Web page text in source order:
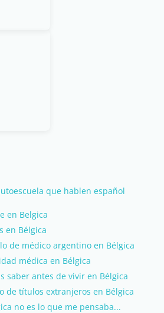
que hablen español
en Belgica
en Bélgica
de médico argentino en Bélgica
médica en Bélgica
saber antes de vivir en Bélgica
de títulos extranjeros en Bélgica
no es lo que me pensaba...